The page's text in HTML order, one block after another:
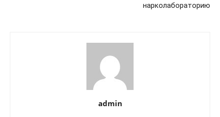
нарколабораторию
admin